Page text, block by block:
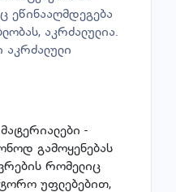
ეწინააღმდეგება
აკრძალულია.
აკრძალული
-
გამოყენებას
რომელიც
უფლებებით,